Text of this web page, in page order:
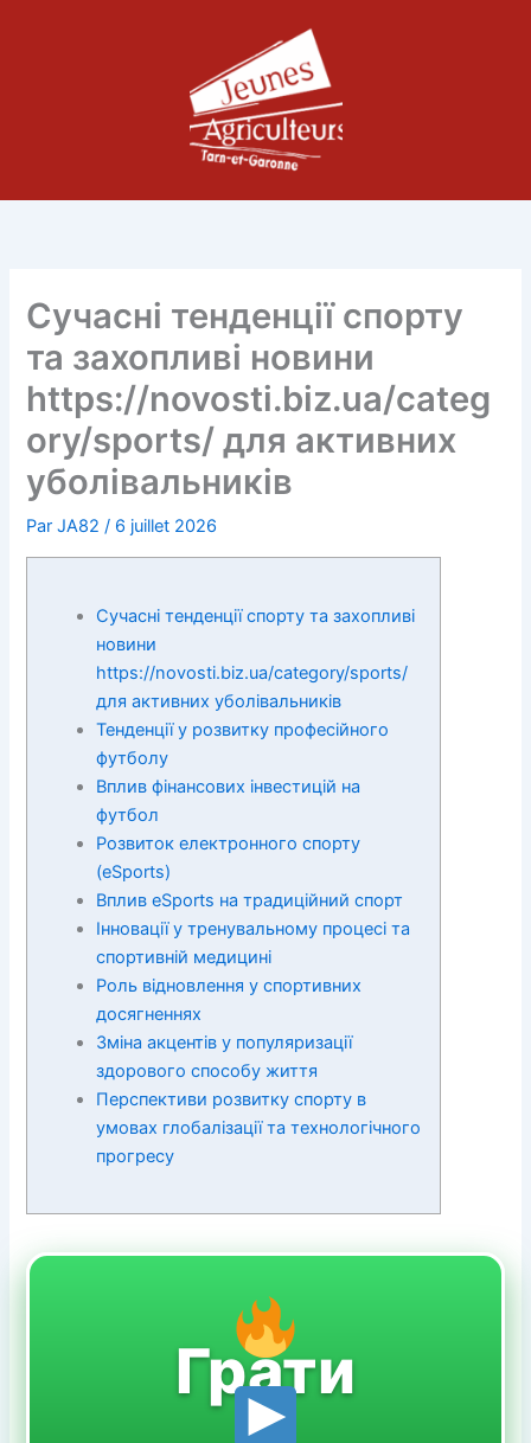
Сучасні тенденції спорту
та захопливі новини
https://novosti.biz.ua/categ
ory/sports/ для активних
уболівальників
ParJA82/ 6 juillet 2026
Сучасні тенденції спорту та захопливі
новини
https://novosti.biz.ua/category/sports/
для активних уболівальників
Тенденції у розвитку професійного
футболу
Вплив фінансових інвестицій на
футбол
Розвиток електронного спорту
(eSports)
Вплив eSports на традиційний спорт
Інновації у тренувальному процесі та
спортивній медицині
Роль відновлення у спортивних
досягненнях
Зміна акцентів у популяризації
здорового способу життя
Перспективи розвитку спорту в
умовах глобалізації та технологічного
прогресу
Грати